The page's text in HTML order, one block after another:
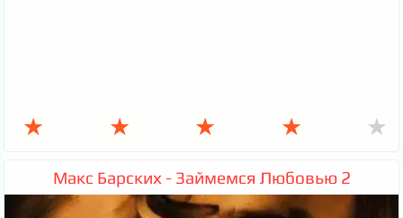
★ ★ ★ ★ ★
Макс Барских - Займемся Любовью 2